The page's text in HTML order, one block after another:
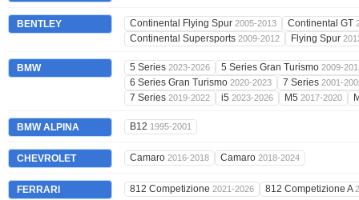
BENTLEY Continental Flying Spur 2005-2013 Continental GT
Continental Supersports 2009-2012 Flying Spur
BMW 5 Series 2023-2026 5 Series Gran Turismo 2009-
6 Series Gran Turismo 2020-2023 7 Series 2001-
7 Series 2019-2022 i5 2023-2026 M5 2017-2020
BMW ALPINA B12 1995-2001
CHEVROLET Camaro 2016-2018 Camaro 2018-2024
FERRARI 812 Competizione 2021-2026 812 Competizione A